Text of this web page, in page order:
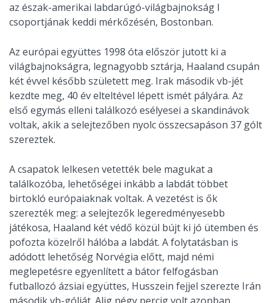
az észak-amerikai labdarúgó-világbajnokság I
csoportjának keddi mérkőzésén, Bostonban.
Az európai együttes 1998 óta először jutott ki a
világbajnokságra, legnagyobb sztárja, Haaland csupán
két évvel később született meg. Irak második vb-jét
kezdte meg, 40 év elteltével lépett ismét pályára. Az
első egymás elleni találkozó esélyesei a skandinávok
voltak, akik a selejtezőben nyolc összecsapáson 37 gólt
szereztek.
A csapatok lelkesen vetették bele magukat a
találkozóba, lehetőségei inkább a labdát többet
birtokló európaiaknak voltak. A vezetést is ők
szerezték meg: a selejtezők legeredményesebb
játékosa, Haaland két védő közül bújt ki jó ütemben és
pofozta közelről hálóba a labdát. A folytatásban is
adódott lehetőség Norvégia előtt, majd némi
meglepetésre egyenlített a bátor felfogásban
futballozó ázsiai együttes, Husszein fejjel szerezte Irán